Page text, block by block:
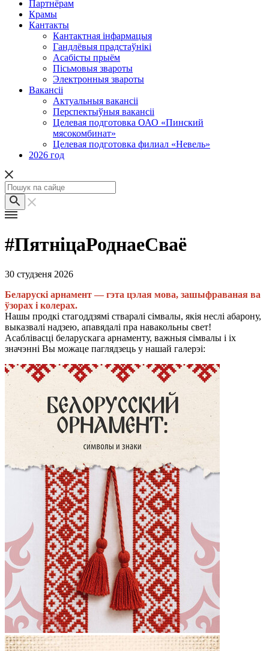
Партнёрам
Крамы
Кантакты
Кантактная інфармацыя
Гандлёвыя прадстаўнікі
Асабісты прыём
Пісьмовыя звароты
Электронныя звароты
Вакансіі
Актуальныя вакансіі
Перспектыўныя вакансіі
Целевая подготовка ОАО «Пинский
мясокомбинат»
Целевая подготовка филиал «Невель»
2026 год
#ПятніцаРоднаеСваё
30 студзеня 2026
Беларускі арнамент — гэта цэлая мова, зашыфраваная ва
ўзорах і колерах.
Нашы продкі стагоддзямі стваралі сімвалы, якія неслі абарону,
выказвалі надзею, апавядалі пра навакольны свет!
Асаблівасці беларускага арнаменту, важныя сімвалы і іх
значэнні Вы можаце паглядзець у нашай галерэі: